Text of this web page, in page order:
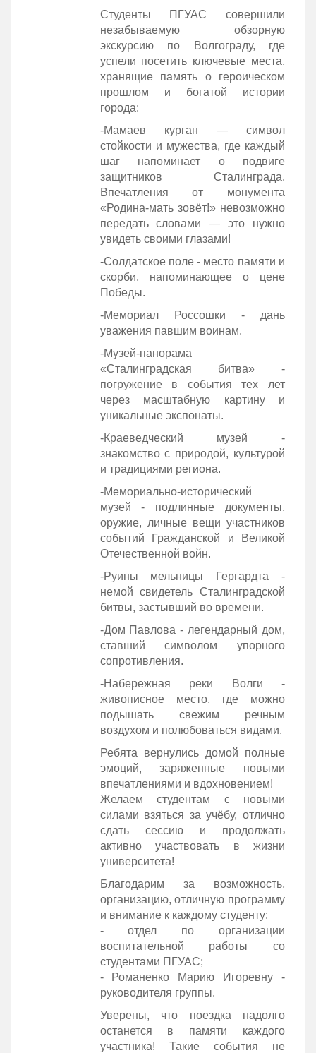
Студенты ПГУАС совершили
незабываемую обзорную
экскурсию по Волгограду, где
успели посетить ключевые места,
хранящие память о героическом
прошлом и богатой истории
города:
-Мамаев курган — символ
стойкости и мужества, где каждый
шаг напоминает о подвиге
защитников Сталинграда.
Впечатления от монумента
«Родина‑мать зовёт!» невозможно
передать словами — это нужно
увидеть своими глазами!
-Солдатское поле - место памяти и
скорби, напоминающее о цене
Победы.
-Мемориал Россошки - дань
уважения павшим воинам.
-Музей‑панорама
«Сталинградская битва» -
погружение в события тех лет
через масштабную картину и
уникальные экспонаты.
-Краеведческий музей -
знакомство с природой, культурой
и традициями региона.
-Мемориально‑исторический
музей - подлинные документы,
оружие, личные вещи участников
событий Гражданской и Великой
Отечественной войн.
-Руины мельницы Гергардта -
немой свидетель Сталинградской
битвы, застывший во времени.
-Дом Павлова - легендарный дом,
ставший символом упорного
сопротивления.
-Набережная реки Волги -
живописное место, где можно
подышать свежим речным
воздухом и полюбоваться видами.
Ребята вернулись домой полные
эмоций, заряженные новыми
впечатлениями и вдохновением!
Желаем студентам с новыми
силами взяться за учёбу, отлично
сдать сессию и продолжать
активно участвовать в жизни
университета!
Благодарим за возможность,
организацию, отличную программу
и внимание к каждому студенту:
- отдел по организации
воспитательной работы со
студентами ПГУАС;
- Романенко Марию Игоревну -
руководителя группы.
Уверены, что поездка надолго
останется в памяти каждого
участника! Такие события не